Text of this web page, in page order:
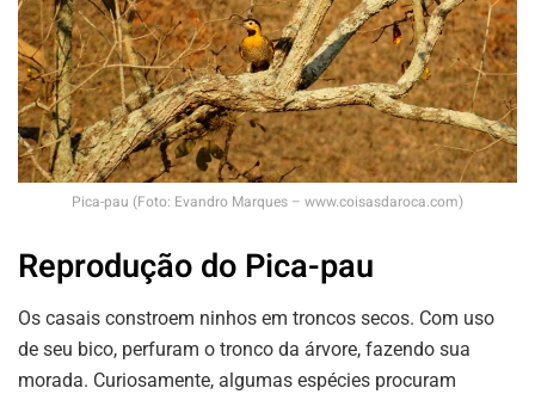
Pica-pau (Foto: Evandro Marques – www.coisasdaroca.com)
Reprodução do Pica-pau
Os casais constroem ninhos em troncos secos. Com uso
de seu bico, perfuram o tronco da árvore, fazendo sua
morada. Curiosamente, algumas espécies procuram